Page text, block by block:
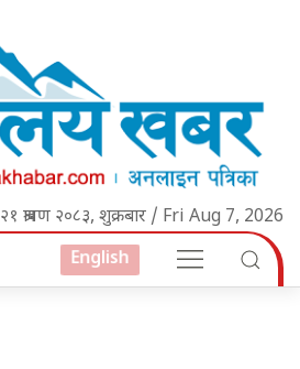
२१ श्रावण २०८३, शुक्रबार / Fri Aug 7, 2026
English